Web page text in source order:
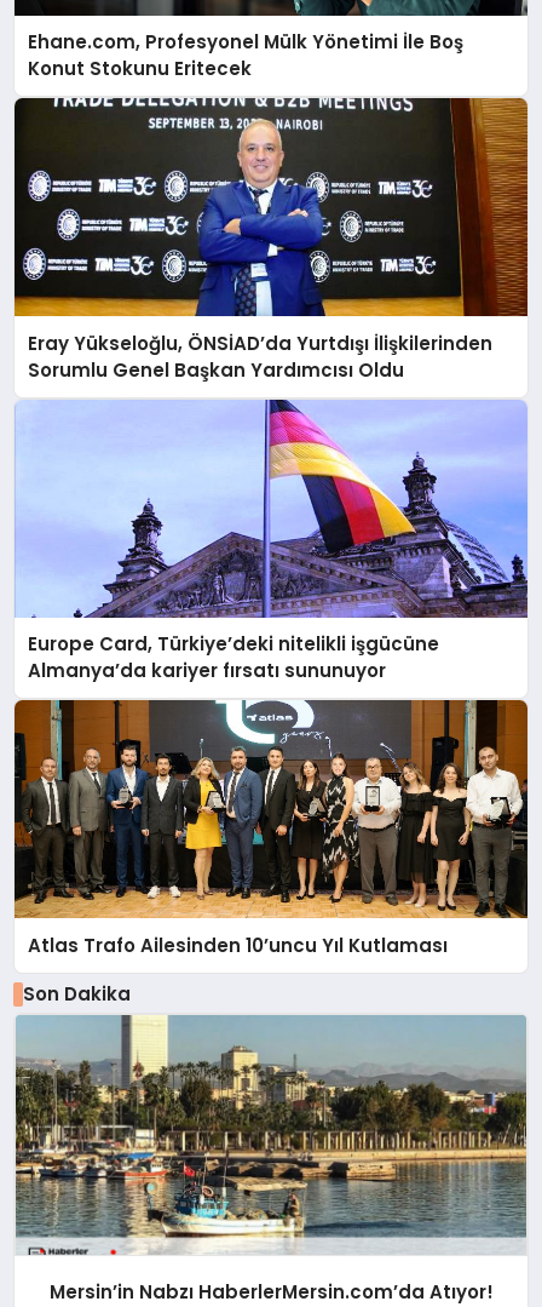
Ehane.com, Profesyonel Mülk Yönetimi İle Boş
Konut Stokunu Eritecek
Eray Yükseloğlu, ÖNSİAD’da Yurtdışı İlişkilerinden
Sorumlu Genel Başkan Yardımcısı Oldu
Europe Card, Türkiye’deki nitelikli işgücüne
Almanya’da kariyer fırsatı sununuyor
Atlas Trafo Ailesinden 10’uncu Yıl Kutlaması
Son Dakika
Mersin’in Nabzı HaberlerMersin.com’da Atıyor!